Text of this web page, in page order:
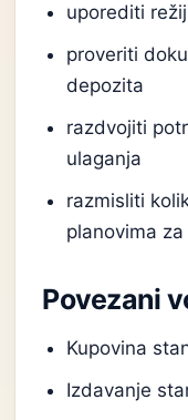
uporediti
proveriti
depozita
razdvojiti
ulaganja
razmisliti
planovima
Povezani
Kupovina
Izdavanje